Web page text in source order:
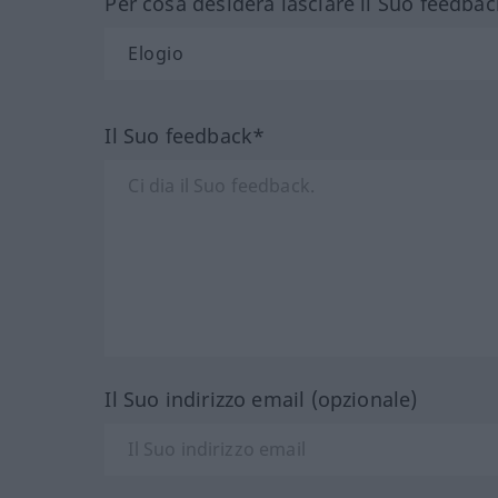
Il Suo feedback*
Il Suo indirizzo email (opzionale)